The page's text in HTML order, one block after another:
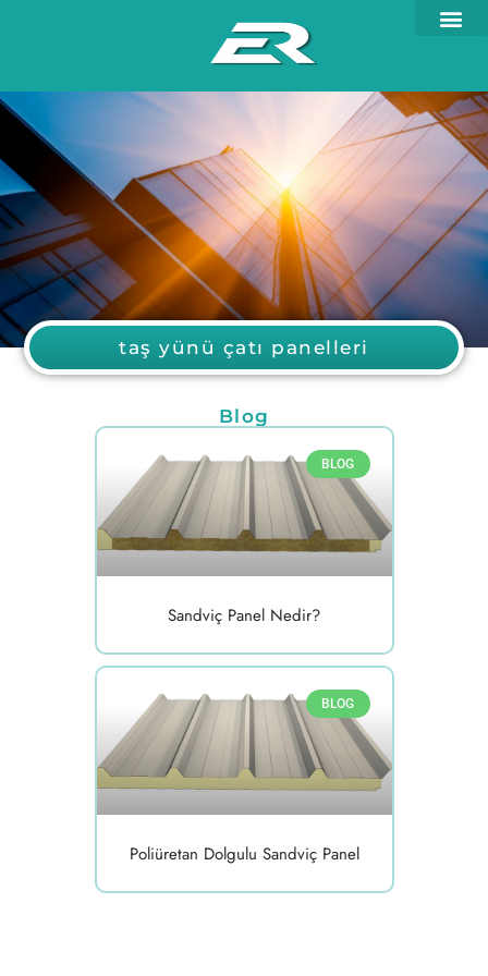
taş yünü çatı panelleri
Blog
BLOG
Sandviç Panel Nedir?
BLOG
Poliüretan Dolgulu Sandviç Panel